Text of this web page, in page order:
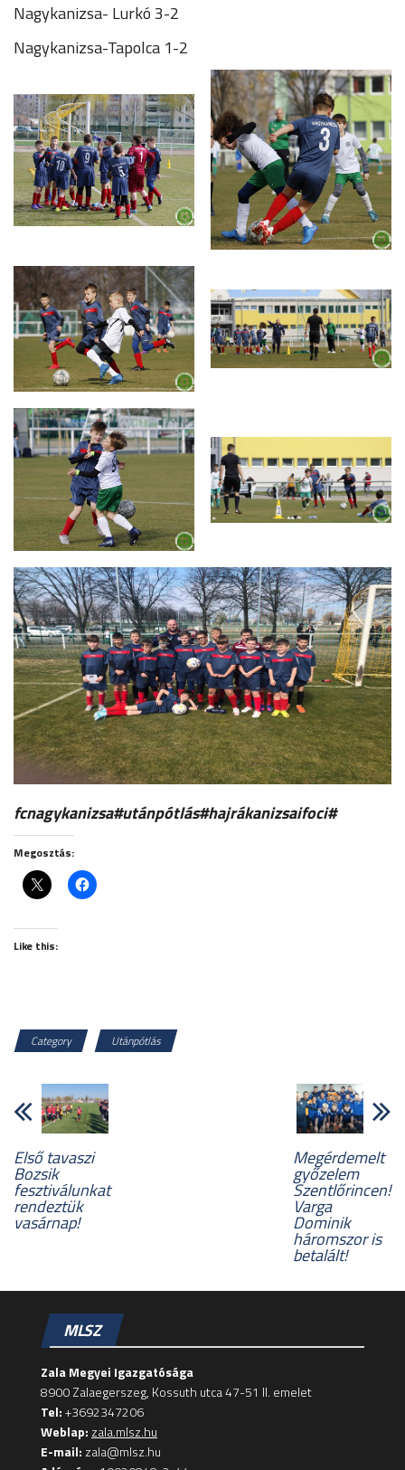
Nagykanizsa- Lurkó 3-2
Nagykanizsa-Tapolca 1-2
fcnagykanizsa#utánpótlás#hajrákanizsaifoci#
Megosztás:
Like this:
Category Utánpótlás
Első tavaszi
Bozsik
fesztiválunkat
rendeztük
vasárnap!
Megérdemelt
győzelem
Szentlőrincen!
Varga
Dominik
háromszor is
betalált!
MLSZ
Zala Megyei Igazgatósága
8900 Zalaegerszeg, Kossuth utca 47-51 II. emelet
Tel:+3692347206
Weblap: zala.mlsz.hu
E-mail: zala@mlsz.hu